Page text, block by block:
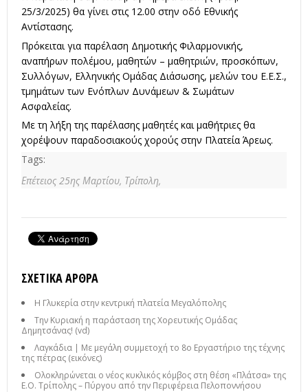
25/3/2025) θα γίνει στις 12.00 στην οδό Εθνικής
Αντίστασης.
Πρόκειται για παρέλαση Δημοτικής Φιλαρμονικής,
αναπήρων πολέμου, μαθητών – μαθητριών, προσκόπων,
Συλλόγων, Ελληνικής Ομάδας Διάσωσης, μελών του Ε.Ε.Σ.,
τμημάτων των Ενόπλων Δυνάμεων & Σωμάτων
Ασφαλείας.
Με τη λήξη της παρέλασης µαθητές και µαθήτριες θα
χορέψουν παραδοσιακούς χορούς στην Πλατεία Άρεως.
Tags:
Επέτειος 25ης Μαρτίου, Τρίπολη,
ΣΧΕΤΙΚΆ ΆΡΘΡΑ
Η Γλυκερία στην κεντρική πλατεία Μεγαλόπολης
Την Κυριακή η παράσταση της Χορευτικής Ομάδας
Δημητσάνας! (vd)
Λαγκάδια | Με μεγάλη συμμετοχή το 8ο Εργαστήριο της τέχνης
της πέτρας (εικόνες)
Ολοκληρώνεται ο νέος κυκλικός κόμβος στη θέση «Πλάτσα» της
Ε.Ο. Τρίπολης – Πύργου από την Περιφέρεια Πελοποννήσου